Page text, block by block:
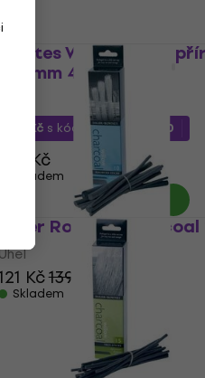
Willow Sada
- 14 mm 4 ks
126 Kč s kódemMUZMUZ-10
140 Kč
Skladem
Daler Rowney Charcoal
Kč139 Kč
Skladem